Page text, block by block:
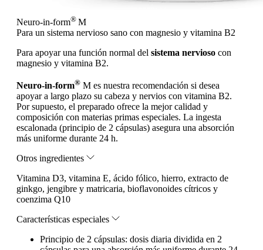
Neuro-in-form® M
Para un sistema nervioso sano con magnesio y vitamina B2
Para apoyar una función normal del sistema nervioso con
magnesio y vitamina B2.
Neuro-in-form® M es nuestra recomendación si desea
apoyar a largo plazo su cabeza y nervios con vitamina B2.
Por supuesto, el preparado ofrece la mejor calidad y
composición con materias primas especiales. La ingesta
escalonada (principio de 2 cápsulas) asegura una absorción
más uniforme durante 24 h.
Otros ingredientes
Vitamina D3, vitamina E, ácido fólico, hierro, extracto de
ginkgo, jengibre y matricaria, bioflavonoides cítricos y
coenzima Q10
Características especiales
Principio de 2 cápsulas: dosis diaria dividida en 2